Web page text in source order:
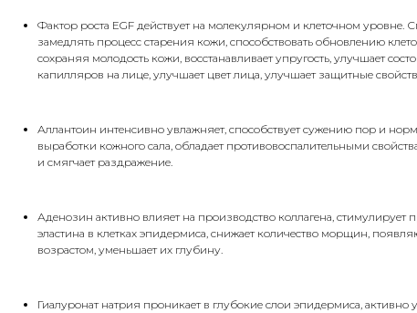
Фактор роста EGF действует на молекулярном и клеточном уровне.
замедлять процесс старения кожи, способствовать обновлению
сохраняя молодость кожи, восстанавливает упругость, улучшает
капилляров на лице, улучшает цвет лица, улучшает защитные
Аллантоин интенсивно увлажняет, способствует сужению пор и
выработки кожного сала, обладает противовоспалительными
и смягчает раздражение.
Аденозин активно влияет на производство коллагена, стимулирует
эластина в клетках эпидермиса, снижает количество морщин,
возрастом, уменьшает их глубину.
Гиалуронат натрия проникает в глубокие слои эпидермиса, активно